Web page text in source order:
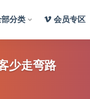
部分类 会员专区
少走弯路